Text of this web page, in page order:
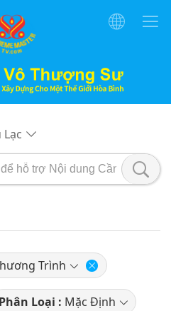
Lạc
Trình
Phân Loại : Mặc Định